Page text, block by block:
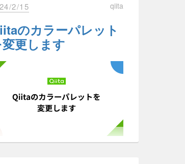
める位置への変更を予定してい
ージでの広告表示位置を、現在
予定です。
がアクセシビリ
ィの向上に取り組
理由
は、「エンジニアを最高に幸せに
の「エンジニア」には、年齢や障害
無にかかわらずあらゆる人たちが
ため、アクセシビリティ向上に取
、誠にありがとうございます。
度、個人情報保護法の施行規則・
ドライン一部改正に伴い、当社の
イバシーポリシーと利用規約の内
改定することとなりました。
な変更点を、以下のとおり、ご案内
ていただきます。
変更点
2/15 qiita
のカラーパレット
更します